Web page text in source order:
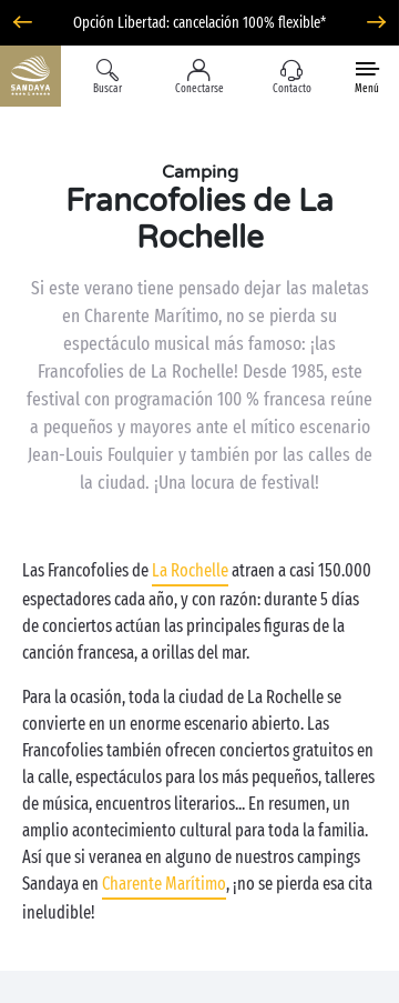
Opción Libertad: cancelación 100% flexible*
Buscar Conectarse Contacto Menú
Camping
Francofolies de La
Rochelle
Si este verano tiene pensado dejar las maletas
en Charente Marítimo, no se pierda su
espectáculo musical más famoso: ¡las
Francofolies de La Rochelle! Desde 1985, este
festival con programación 100 % francesa reúne
a pequeños y mayores ante el mítico escenario
Jean-Louis Foulquier y también por las calles de
la ciudad. ¡Una locura de festival!
Las Francofolies de La Rochelleatraen a casi 150.000
espectadores cada año, y con razón: durante 5 días
de conciertos actúan las principales figuras de la
canción francesa, a orillas del mar.
Para la ocasión, toda la ciudad de La Rochelle se
convierte en un enorme escenario abierto. Las
Francofolies también ofrecen conciertos gratuitos en
la calle, espectáculos para los más pequeños, talleres
de música, encuentros literarios... En resumen, un
amplio acontecimiento cultural para toda la familia.
Así que si veranea en alguno de nuestros campings
Sandaya en Charente Marítimo, ¡no se pierda esa cita
ineludible!